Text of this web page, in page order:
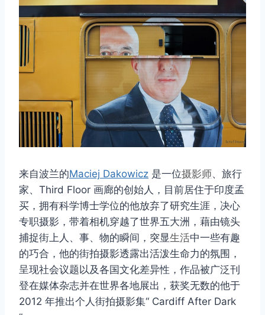
来自波兰的Maciej Dakowicz 是一位摄影师、旅行
家、Third Floor 画廊的创始人，目前居住于印度孟
买，拥有科学博士学位的他放弃了研究生涯，决心
专职摄影，带着相机穿越了世界五大洲，藉由镜头
捕捉街上人、事、物的瞬间，突显生活中一些有趣
的巧合，他的街拍摄影透露出活泼生命力的氛围，
呈现社会议题以及各国文化差异性，作品被广泛刊
登在媒体杂志并在世界各地展出，获奖无数的他于
2012 年推出个人街拍摄影集“ Cardiff After Dark